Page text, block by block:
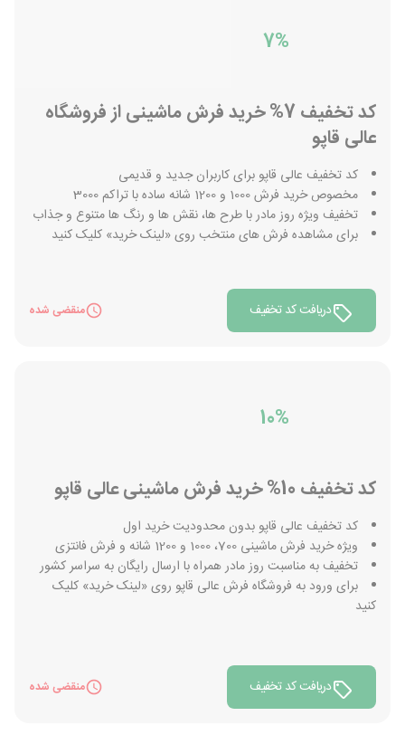
7%
کد تخفیف 7% خرید فرش ماشینی از فروشگاه
عالی قاپو
کد تخفیف عالی قاپو برای کاربران جدید و قدیمی
مخصوص خرید فرش 1000 و 1200 شانه ساده با تراکم 3000
تخفیف ویژه روز مادر با طرح ها، نقش ها و رنگ ها متنوع و جذاب
برای مشاهده فرش های منتخب روی «لینک خرید» کلیک کنید
دریافت کد تخفیف منقضی شده
10%
کد تخفیف 10% خرید فرش ماشینی عالی قاپو
کد تخفیف عالی قاپو بدون محدودیت خرید اول
ویژه خرید فرش ماشینی 700، 1000 و 1200 شانه و فرش فانتزی
تخفیف به مناسبت روز مادر همراه با ارسال رایگان به سراسر کشور
برای ورود به فروشگاه فرش عالی قاپو روی «لینک خرید» کلیک
کنید
دریافت کد تخفیف منقضی شده